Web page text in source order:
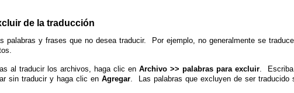
de la traducción
palabras y frases que no desea traducir. Por ejemplo, no generalmente se
al traducir los archivos, haga clic en Archivo >> palabras para excluir. Escriba
sin traducir y haga clic en Agregar. Las palabras que excluyen de ser traducido